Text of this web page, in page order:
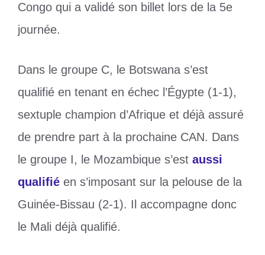
Congo qui a validé son billet lors de la 5e
journée.
Dans le groupe C, le Botswana s’est
qualifié en tenant en échec l’Égypte (1-1),
sextuple champion d’Afrique et déjà assuré
de prendre part à la prochaine CAN. Dans
le groupe I, le Mozambique s’est aussi
qualifié en s’imposant sur la pelouse de la
Guinée-Bissau (2-1). Il accompagne donc
le Mali déjà qualifié.